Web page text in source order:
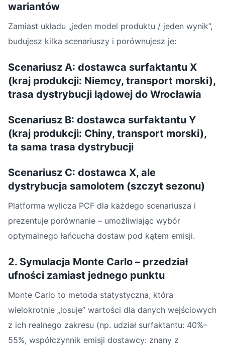
wariantów
Zamiast układu „jeden model produktu / jeden wynik”,
budujesz kilka scenariuszy i porównujesz je:
Scenariusz A: dostawca surfaktantu X
(kraj produkcji: Niemcy, transport morski),
trasa dystrybucji lądowej do Wrocławia
Scenariusz B: dostawca surfaktantu Y
(kraj produkcji: Chiny, transport morski),
ta sama trasa dystrybucji
Scenariusz C: dostawca X, ale
dystrybucja samolotem (szczyt sezonu)
Platforma wylicza PCF dla każdego scenariusza i
prezentuje porównanie – umożliwiając wybór
optymalnego łańcucha dostaw pod kątem emisji.
2. Symulacja Monte Carlo – przedział
ufności zamiast jednego punktu
Monte Carlo to metoda statystyczna, która
wielokrotnie „losuje” wartości dla danych wejściowych
z ich realnego zakresu (np. udział surfaktantu: 40%–
55%, współczynnik emisji dostawcy: znany z